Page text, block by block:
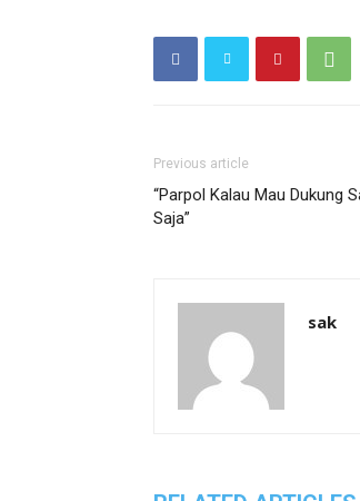
Previous article
“Parpol Kalau Mau Dukung
Saja”
sak